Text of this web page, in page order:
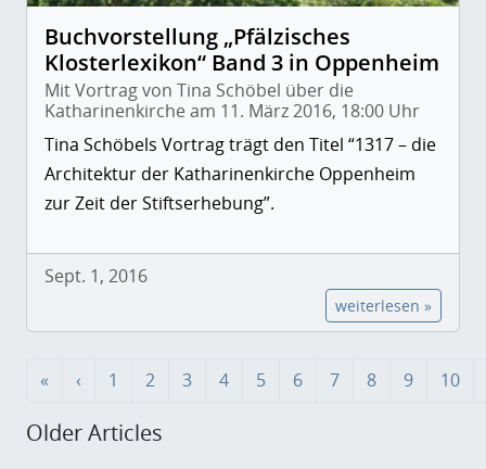
Buchvorstellung „Pfälzisches
Klosterlexikon“ Band 3 in Oppenheim
Mit Vortrag von Tina Schöbel über die
Katharinenkirche am 11. März 2016, 18:00 Uhr
Tina Schöbels Vortrag trägt den Titel “1317 – die
Architektur der Katharinenkirche Oppenheim
zur Zeit der Stiftserhebung”.
Sept. 1, 2016
weiterlesen »
« ‹ 1 2 3 4 5 6 7 8 9 10
Older Articles